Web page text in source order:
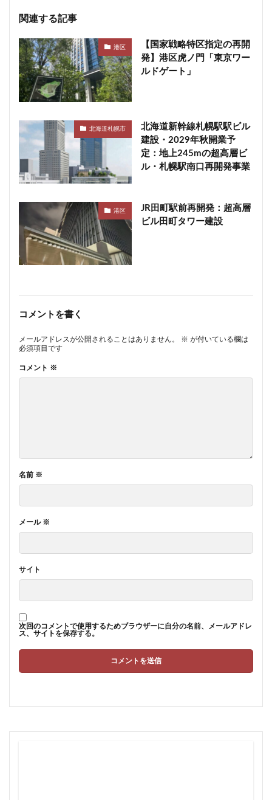
関連する記事
港区
【国家戦略特区指定の再開
発】港区虎ノ門「東京ワー
ルドゲート」
北海道札幌市
北海道新幹線札幌駅駅ビル
建設・2029年秋開業予
定：地上245mの超高層ビ
ル・札幌駅南口再開発事業
港区
JR田町駅前再開発：超高層
ビル田町タワー建設
コメントを書く
メールアドレスが公開されることはありません。 ※ が付いている欄は
必須項目です
コメント ※
名前 ※
メール ※
サイト
次回のコメントで使用するためブラウザーに自分の名前、メールアドレ
ス、サイトを保存する。